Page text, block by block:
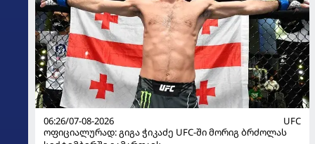
06:26/07-08-2026
UFC
ოფიციალურად: გიგა ჭიკაძე UFC-ში მორიგ ბრძოლას